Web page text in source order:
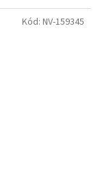
Kód: NV-159345